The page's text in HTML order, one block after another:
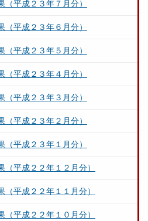
平成２３年７月分）
平成２３年６月分）
平成２３年５月分）
平成２３年４月分）
平成２３年３月分）
平成２３年２月分）
平成２３年１月分）
（平成２２年１２月分）
（平成２２年１１月分）
（平成２２年１０月分）